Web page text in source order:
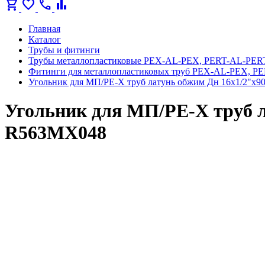
shopping_cart favorite call bar_chart
Главная
Каталог
Трубы и фитинги
Трубы металлопластиковые PEX-AL-PEX, PERT-AL-
Фитинги для металлопластиковых труб PEX-AL-PEX,
Угольник для МП/PE-X труб латунь обжим Дн 16х1/
Угольник для МП/PE-X труб
R563MX048